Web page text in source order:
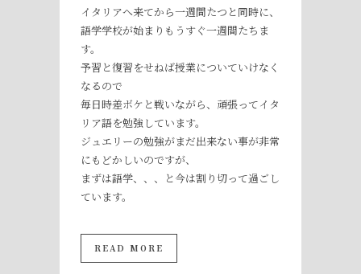
イタリアへ来てから一週間たつと同時に、
語学学校が始まりもうすぐ一週間たちま
す。
予習と復習をせねば授業についていけなく
なるので
毎日時差ボケと戦いながら、頑張ってイタ
リア語を勉強しています。
ジュエリーの勉強がまだ出来ない事が非常
にもどかしいのですが、
まずは語学、、、と今は割り切って過ごし
ています。
READ MORE